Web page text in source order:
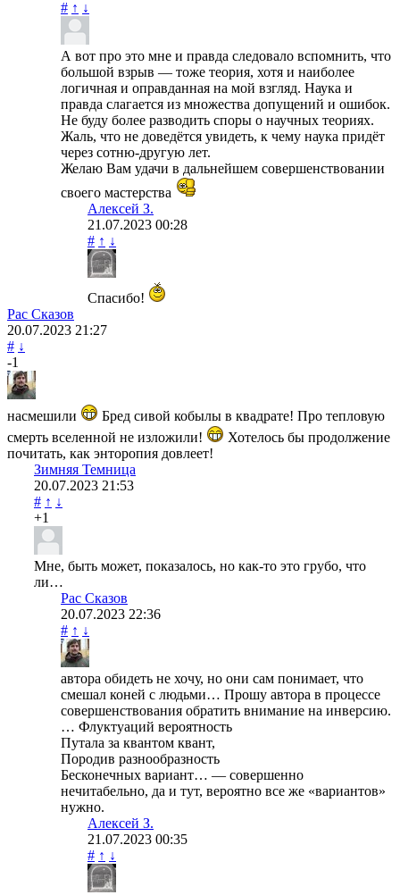
# ↑ ↓
А вот про это мне и правда следовало вспомнить, что
большой взрыв — тоже теория, хотя и наиболее
логичная и оправданная на мой взгляд. Наука и
правда слагается из множества допущений и ошибок.
Не буду более разводить споры о научных теориях.
Жаль, что не доведётся увидеть, к чему наука придёт
через сотню-другую лет.
Желаю Вам удачи в дальнейшем совершенствовании
своего мастерства
Алексей З.
21.07.2023 00:28
# ↑ ↓
Спасибо!
Рас Сказов
20.07.2023 21:27
# ↓
-1
насмешили
Бред сивой кобылы в квадрате! Про тепловую
смерть вселенной не изложили!
Хотелось бы продолжение
почитать, как энторопия довлеет!
Зимняя Темница
20.07.2023 21:53
# ↑ ↓
+1
Мне, быть может, показалось, но как-то это грубо, что
ли…
Рас Сказов
20.07.2023 22:36
# ↑ ↓
автора обидеть не хочу, но они сам понимает, что
смешал коней с людьми… Прошу автора в процессе
совершенствования обратить внимание на инверсию.
… Флуктуаций вероятность
Путала за квантом квант,
Породив разнообразность
Бесконечных вариант… — совершенно
нечитабельно, да и тут, вероятно все же «вариантов»
нужно.
Алексей З.
21.07.2023 00:35
# ↑ ↓